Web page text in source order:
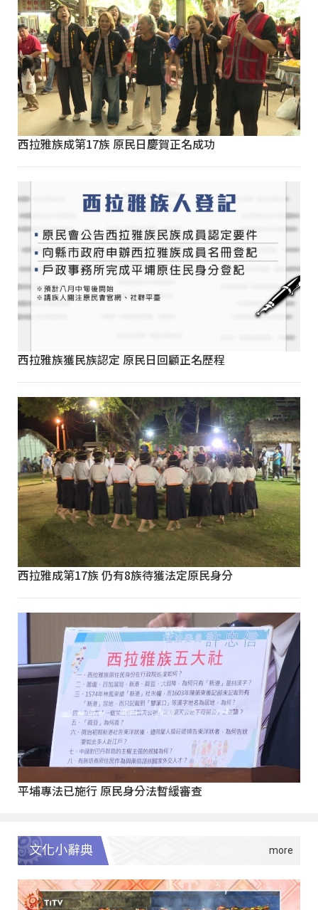
西拉雅族成第17族 原民日慶賀正名成功
西拉雅族獲民族認定 原民日回顧正名歷程
西拉雅成第17族 仍有8族待獲法定原民身分
平埔專法已施行 原民身分法暫緩審查
文化小辭典